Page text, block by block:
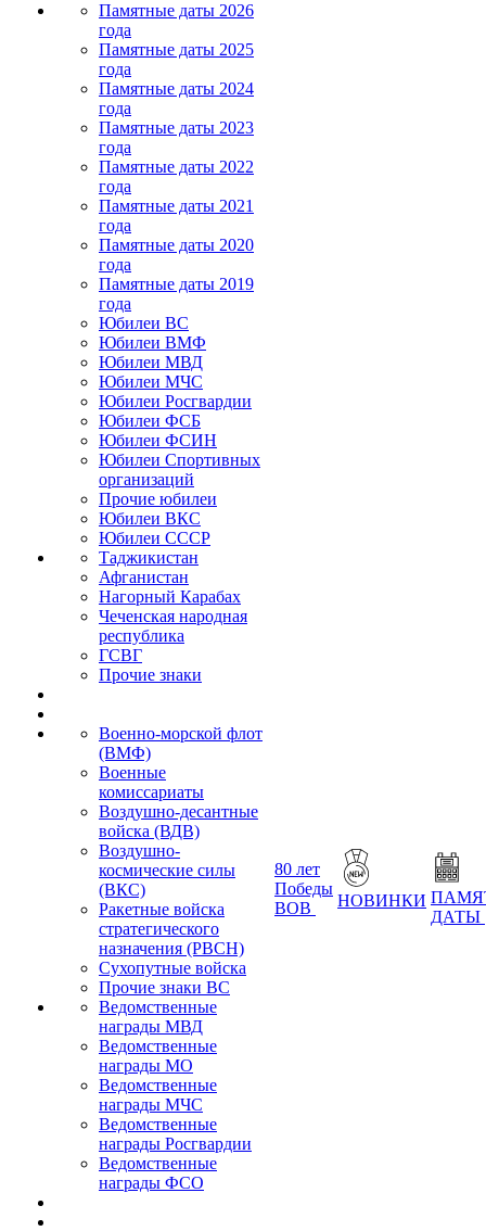
Памятные даты 2026
года
Памятные даты 2025
года
Памятные даты 2024
года
Памятные даты 2023
года
Памятные даты 2022
года
Памятные даты 2021
года
Памятные даты 2020
года
Памятные даты 2019
года
Юбилеи ВС
Юбилеи ВМФ
Юбилеи МВД
Юбилеи МЧС
Юбилеи Росгвардии
Юбилеи ФСБ
Юбилеи ФСИН
Юбилеи Спортивных
организаций
Прочие юбилеи
Юбилеи ВКС
Юбилеи СССР
Таджикистан
Афганистан
Нагорный Карабах
Чеченская народная
республика
ГСВГ
Прочие знаки
Военно-морской флот
(ВМФ)
Военные
комиссариаты
Воздушно-десантные
войска (ВДВ)
Воздушно-
космические силы
(ВКС)
Ракетные войска
стратегического
назначения (РВСН)
Сухопутные войска
Прочие знаки ВС
Ведомственные
награды МВД
Ведомственные
награды МО
Ведомственные
награды МЧС
Ведомственные
награды Росгвардии
Ведомственные
награды ФСО
80 лет
Победы
ВОВ
НОВИНКИ
ДАТЫ